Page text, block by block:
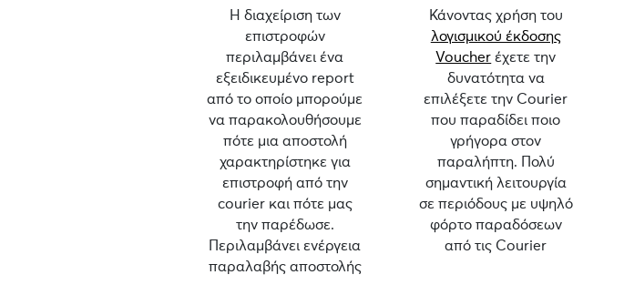
Η διαχείριση των
επιστροφών
περιλαμβάνει ένα
εξειδικευμένο report
από το οποίο μπορούμε
να παρακολουθήσουμε
πότε μια αποστολή
χαρακτηρίστηκε για
επιστροφή από την
courier και πότε μας
την παρέδωσε.
Περιλαμβάνει ενέργεια
παραλαβής αποστολής
Κάνοντας χρήση του
λογισμικού έκδοσης
Voucher έχετε την
δυνατότητα να
επιλέξετε την Courier
που παραδίδει ποιο
γρήγορα στον
παραλήπτη. Πολύ
σημαντική λειτουργία
σε περιόδους με υψηλό
φόρτο παραδόσεων
από τις Courier